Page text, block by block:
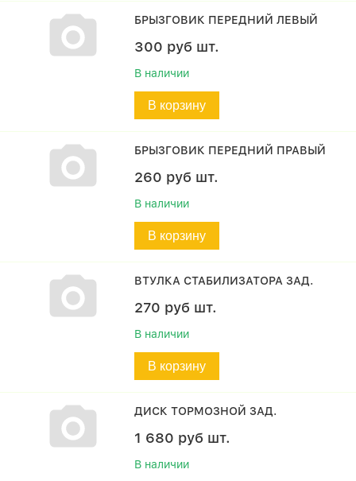
БРЫЗГОВИК ПЕРЕДНИЙ ЛЕВЫЙ
300 руб шт.
В наличии
В корзину
БРЫЗГОВИК ПЕРЕДНИЙ ПРАВЫЙ
260 руб шт.
В наличии
В корзину
ВТУЛКА СТАБИЛИЗАТОРА ЗАД.
270 руб шт.
В наличии
В корзину
ДИСК ТОРМОЗНОЙ ЗАД.
1 680 руб шт.
В наличии